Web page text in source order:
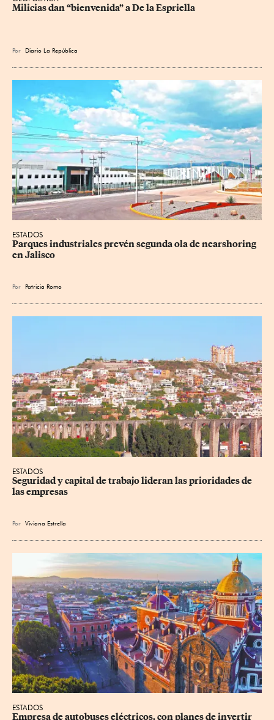
Milicias dan “bienvenida” a De la Espriella
Por Diario La República
ESTADOS
Parques industriales prevén segunda ola de nearshoring
en Jalisco
Por Patricia Romo
ESTADOS
Seguridad y capital de trabajo lideran las prioridades de
las empresas
Por Viviana Estrella
ESTADOS
Empresa de autobuses eléctricos, con planes de invertir